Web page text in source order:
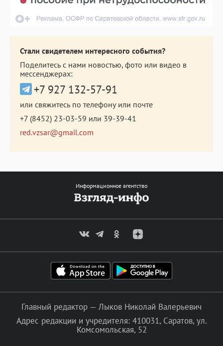
Стали свидетелем интересного события?
Поделитесь с нами новостью, фото или видео в
мессенджерах:
+7 927 132-57-91
или свяжитесь по телефону или почте
+7 (8452) 23-03-59 или 39-39-41
red.vzsar@gmail.com
Информационное агентство
Главный редактор — Лыков Николай Валерьевич
Адрес редакции и учредителя: 410031, Саратов, ул.
Комсомольская, 52